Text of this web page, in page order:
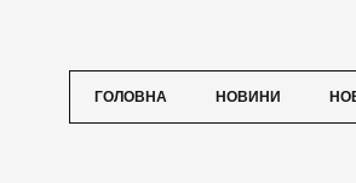
ГОЛОВНА НОВИНИ